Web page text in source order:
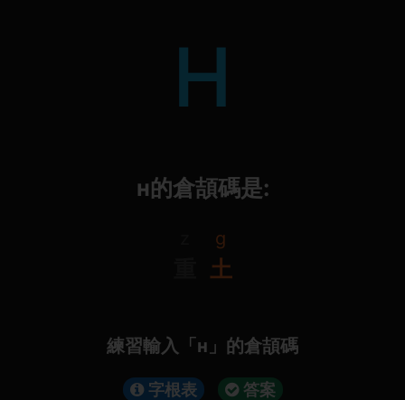
н
н的倉頡碼是:
g
土
練習輸入「н」的倉頡碼
字根表 答案